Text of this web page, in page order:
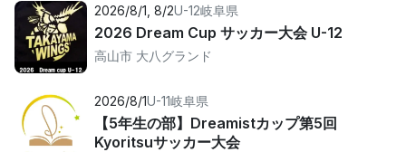
2026/8/1, 8/2U-12岐阜県
2026 Dream Cup サッカー大会 U-12
高山市 大八グランド
2026/8/1U-11岐阜県
【5年生の部】Dreamistカップ第5回
Kyoritsuサッカー大会